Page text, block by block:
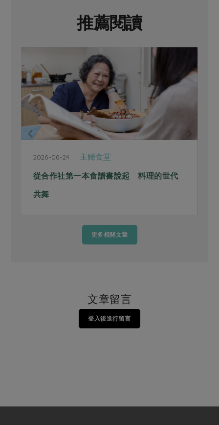
推薦閱讀
2026-06-24 主婦食堂
從合作社第一本食譜書說起 料理的世代
共舞
更多相關文章
文章留言
登入後進行留言